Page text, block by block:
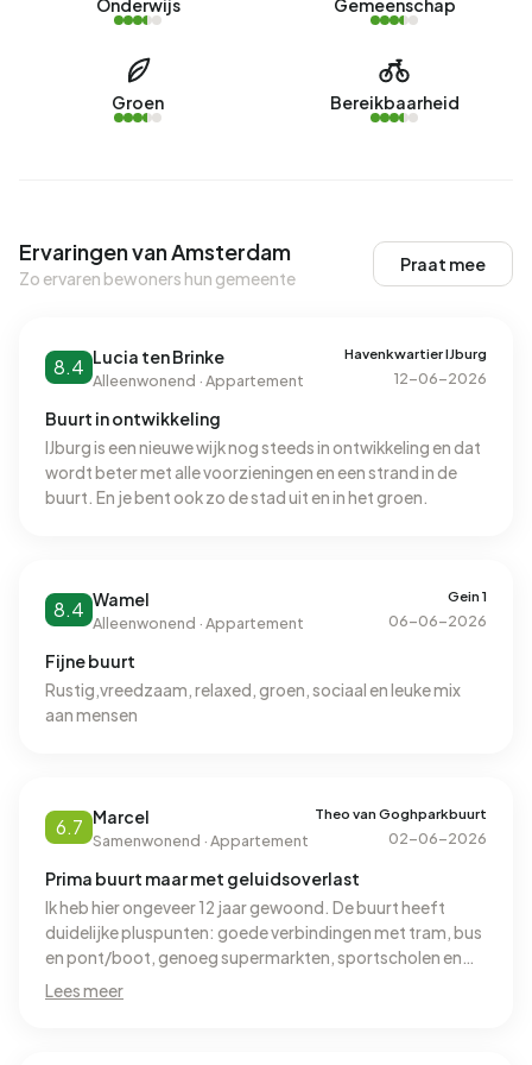
Onderwijs Gemeenschap
Groen Bereikbaarheid
Ervaringen van Amsterdam
Zo ervaren bewoners hun gemeente
Praat mee
8.4 Lucia ten Brinke
Alleenwonend · Appartement
Havenkwartier IJburg
12-06-2026
Buurt in ontwikkeling
IJburg is een nieuwe wijk nog steeds in ontwikkeling en dat
wordt beter met alle voorzieningen en een strand in de
buurt. En je bent ook zo de stad uit en in het groen.
8.4 Wamel
Alleenwonend · Appartement
Gein 1
06-06-2026
Fijne buurt
Rustig,vreedzaam, relaxed, groen, sociaal en leuke mix
aan mensen
6.7 Marcel
Samenwonend · Appartement
Theo van Goghparkbuurt
02-06-2026
Prima buurt maar met geluidsoverlast
Ik heb hier ongeveer 12 jaar gewoond. De buurt heeft
duidelijke pluspunten: goede verbindingen met tram, bus
en pont/boot, genoeg supermarkten, sportscholen en
praktische voorzieningen in de buurt. Voor mij was er
Lees meer